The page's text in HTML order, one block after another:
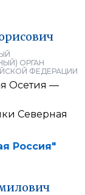
ОРГАН
ФЕДЕРАЦИИ
Осетия —
Северная
Россия"